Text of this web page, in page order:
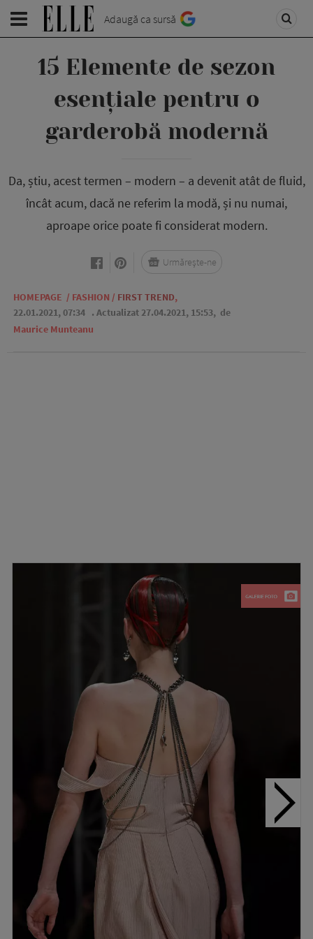
Adaugă ca sursă
15 Elemente de sezon
esențiale pentru o
garderobă modernă
Da, știu, acest termen – modern – a devenit atât de fluid,
încât acum, dacă ne referim la modă, și nu numai,
aproape orice poate fi considerat modern.
HOMEPAGE / FASHION / FIRST TREND,
22.01.2021, 07:34 . Actualizat 27.04.2021, 15:53, de
Maurice Munteanu
Urmărește-ne